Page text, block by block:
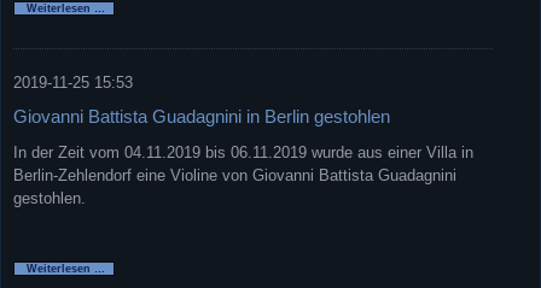
Weiterlesen …
2019-11-25 15:53
Giovanni Battista Guadagnini in Berlin gestohlen
In der Zeit vom 04.11.2019 bis 06.11.2019 wurde aus einer Villa in
Berlin-Zehlendorf eine Violine von Giovanni Battista Guadagnini
gestohlen.
Weiterlesen …